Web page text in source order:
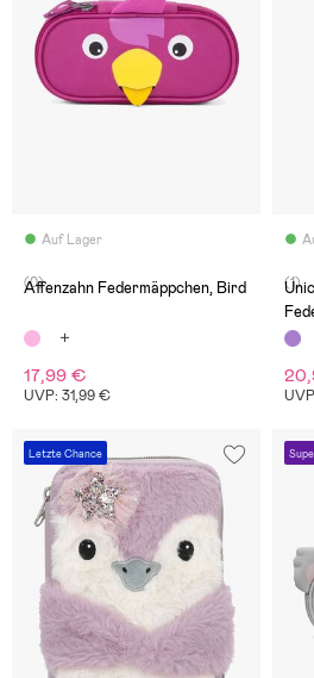
Auf Lager
(0)
Affenzahn Federmäppchen, Bird
17,99 €
UVP: 31,99 €
(1)
Letzte Chance